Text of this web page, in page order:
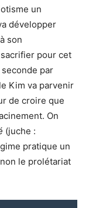
un
développer
son
pour cet
par
Kim va parvenir
de croire que
On
(juche :
pratique un
le prolétariat